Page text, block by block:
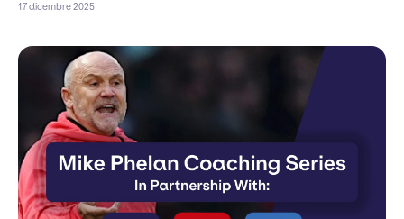
17 dicembre 2025